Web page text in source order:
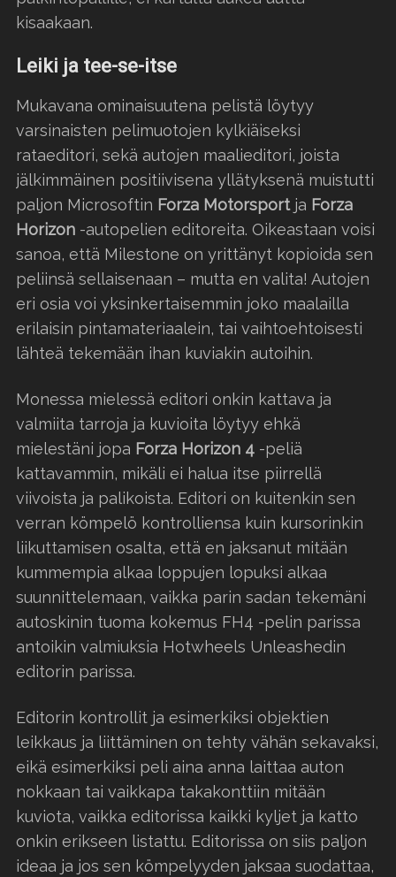
kisaakaan.
Leiki ja tee-se-itse
Mukavana ominaisuutena pelistä löytyy
varsinaisten pelimuotojen kylkiäiseksi
rataeditori, sekä autojen maalieditori, joista
jälkimmäinen positiivisena yllätyksenä muistutti
paljon Microsoftin Forza Motorsportja Forza
Horizon -autopelien editoreita. Oikeastaan voisi
sanoa, että Milestone on yrittänyt kopioida sen
peliinsä sellaisenaan – mutta en valita! Autojen
eri osia voi yksinkertaisemmin joko maalailla
erilaisin pintamateriaalein, tai vaihtoehtoisesti
lähteä tekemään ihan kuviakin autoihin.
Monessa mielessä editori onkin kattava ja
valmiita tarroja ja kuvioita löytyy ehkä
mielestäni jopa Forza Horizon 4 -peliä
kattavammin, mikäli ei halua itse piirrellä
viivoista ja palikoista. Editori on kuitenkin sen
verran kömpelö kontrolliensa kuin kursorinkin
liikuttamisen osalta, että en jaksanut mitään
kummempia alkaa loppujen lopuksi alkaa
suunnittelemaan, vaikka parin sadan tekemäni
autoskinin tuoma kokemus FH4 -pelin parissa
antoikin valmiuksia Hotwheels Unleashedin
editorin parissa.
Editorin kontrollit ja esimerkiksi objektien
leikkaus ja liittäminen on tehty vähän sekavaksi,
eikä esimerkiksi peli aina anna laittaa auton
nokkaan tai vaikkapa takakonttiin mitään
kuviota, vaikka editorissa kaikki kyljet ja katto
onkin erikseen listattu. Editorissa on siis paljon
ideaa ja jos sen kömpelyyden jaksaa suodattaa,